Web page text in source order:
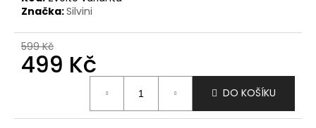
Značka:Silvini
599 Kč
499 Kč
DO KOŠÍKU
u
č
u
e